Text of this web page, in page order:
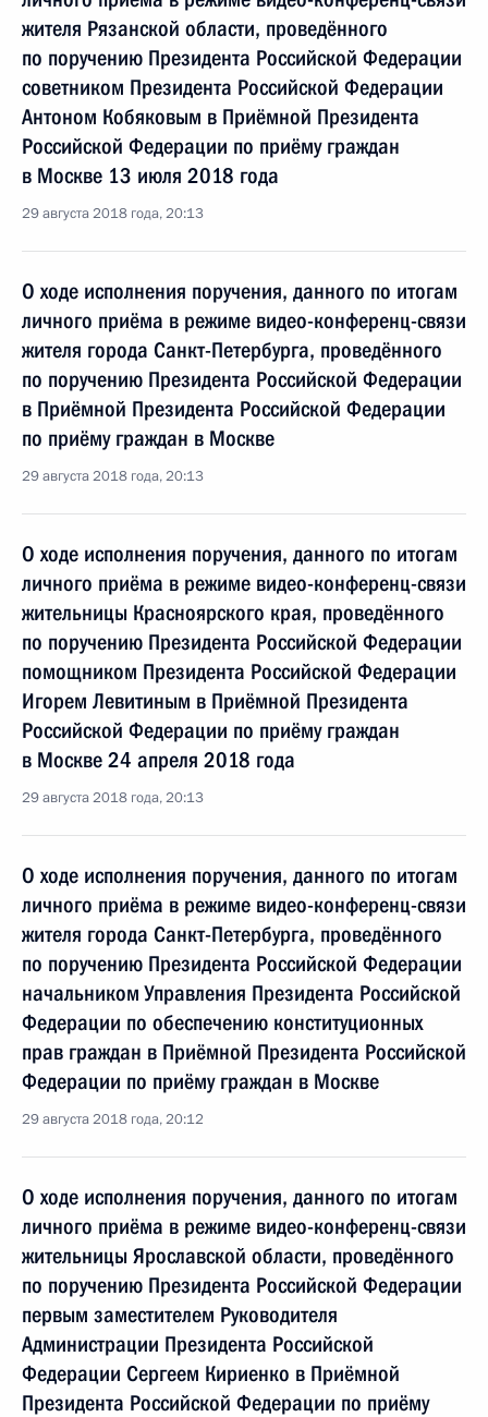
жителя Рязанской области, проведённого
по поручению Президента Российской Федерации
советником Президента Российской Федерации
Антоном Кобяковым в Приёмной Президента
Российской Федерации по приёму граждан
в Москве 13 июля 2018 года
29 августа 2018 года, 20:13
О ходе исполнения поручения, данного по итогам
личного приёма в режиме видео-конференц-связи
жителя города Санкт-Петербурга, проведённого
по поручению Президента Российской Федерации
в Приёмной Президента Российской Федерации
по приёму граждан в Москве
29 августа 2018 года, 20:13
О ходе исполнения поручения, данного по итогам
личного приёма в режиме видео-конференц-связи
жительницы Красноярского края, проведённого
по поручению Президента Российской Федерации
помощником Президента Российской Федерации
Игорем Левитиным в Приёмной Президента
Российской Федерации по приёму граждан
в Москве 24 апреля 2018 года
29 августа 2018 года, 20:13
О ходе исполнения поручения, данного по итогам
личного приёма в режиме видео-конференц-связи
жителя города Санкт-Петербурга, проведённого
по поручению Президента Российской Федерации
начальником Управления Президента Российской
Федерации по обеспечению конституционных
прав граждан в Приёмной Президента Российской
Федерации по приёму граждан в Москве
29 августа 2018 года, 20:12
О ходе исполнения поручения, данного по итогам
личного приёма в режиме видео-конференц-связи
жительницы Ярославской области, проведённого
по поручению Президента Российской Федерации
первым заместителем Руководителя
Администрации Президента Российской
Федерации Сергеем Кириенко в Приёмной
Президента Российской Федерации по приёму